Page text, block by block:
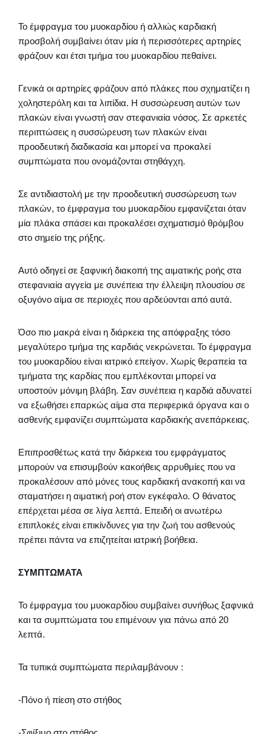
Το έμφραγμα του μυοκαρδίου ή αλλιώς καρδιακή
προσβολή συμβαίνει όταν μία ή περισσότερες αρτηρίες
φράζουν και έτσι τμήμα του μυοκαρδίου πεθαίνει.
Γενικά οι αρτηρίες φράζουν από πλάκες που σχηματίζει η
χοληστερόλη και τα λιπίδια. Η συσσώρευση αυτών των
πλακών είναι γνωστή σαν στεφανιαία νόσος. Σε αρκετές
περιπτώσεις η συσσώρευση των πλακών είναι
προοδευτική διαδικασία και μπορεί να προκαλεί
συμπτώματα που ονομάζονται στηθάγχη.
Σε αντιδιαστολή με την προοδευτική συσσώρευση των
πλακών, το έμφραγμα του μυοκαρδίου εμφανίζεται όταν
μία πλάκα σπάσει και προκαλέσει σχηματισμό θρόμβου
στο σημείο της ρήξης.
Αυτό οδηγεί σε ξαφνική διακοπή της αιματικής ροής στα
στεφανιαία αγγεία με συνέπεια την έλλειψη πλουσίου σε
οξυγόνο αίμα σε περιοχές που αρδεύονται από αυτά.
Όσο πιο μακρά είναι η διάρκεια της απόφραξης τόσο
μεγαλύτερο τμήμα της καρδιάς νεκρώνεται. Το έμφραγμα
του μυοκαρδίου είναι ιατρικό επείγον. Χωρίς θεραπεία τα
τμήματα της καρδίας που εμπλέκονται μπορεί να
υποστούν μόνιμη βλάβη. Σαν συνέπεια η καρδιά αδυνατεί
να εξωθήσει επαρκώς αίμα στα περιφερικά όργανα και ο
ασθενής εμφανίζει συμπτώματα καρδιακής ανεπάρκειας.
Επιπροσθέτως κατά την διάρκεια του εμφράγματος
μπορούν να επισυμβούν κακοήθεις αρρυθμίες που να
προκαλέσουν από μόνες τους καρδιακή ανακοπή και να
σταματήσει η αιματική ροή στον εγκέφαλο. Ο θάνατος
επέρχεται μέσα σε λίγα λεπτά. Επειδή οι ανωτέρω
επιπλοκές είναι επικίνδυνες για την ζωή του ασθενούς
πρέπει πάντα να επιζητείται ιατρική βοήθεια.
ΣΥΜΠΤΩΜΑΤΑ
Το έμφραγμα του μυοκαρδίου συμβαίνει συνήθως ξαφνικά
και τα συμπτώματα του επιμένουν για πάνω από 20
λεπτά.
Τα τυπικά συμπτώματα περιλαμβάνουν :
-Πόνο ή πίεση στο στήθος